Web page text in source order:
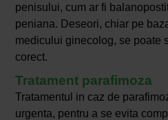
penisului, cum ar fi
peniana. Deseori, chiar pe
medicului ginecolog, se poate
corect.
Tratament parafimoza
Tratamentul in caz de
urgenta, pentru a se evita